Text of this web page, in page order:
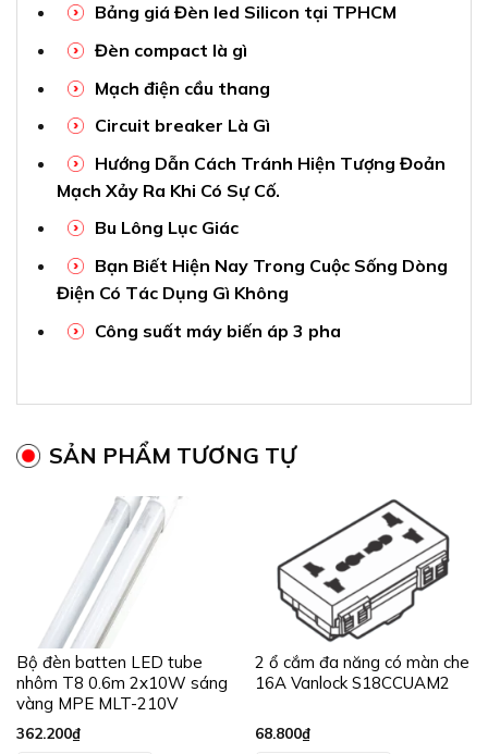
Bảng giá Đèn led Silicon tại TPHCM
Đèn compact là gì
Mạch điện cầu thang
Circuit breaker Là Gì
Hướng Dẫn Cách Tránh Hiện Tượng Đoản
Mạch Xảy Ra Khi Có Sự Cố.
Bu Lông Lục Giác
Bạn Biết Hiện Nay Trong Cuộc Sống Dòng
Điện Có Tác Dụng Gì Không
Công suất máy biến áp 3 pha
SẢN PHẨM TƯƠNG TỰ
Bộ đèn batten LED tube
nhôm T8 0.6m 2x10W sáng
vàng MPE MLT-210V
362.200₫
2 ổ cắm đa năng có màn che
16A Vanlock S18CCUAM2
68.800₫